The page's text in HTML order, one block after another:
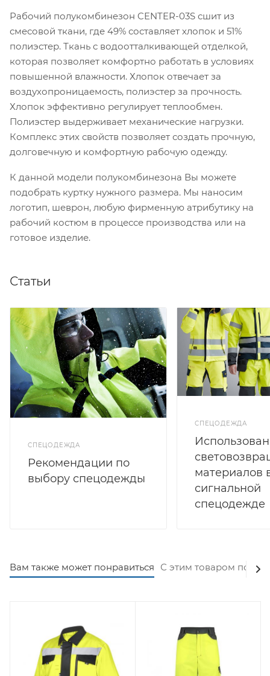
Рабочий полукомбинезон CENTER-03S сшит из
смесовой ткани, где 49% составляет хлопок и 51%
полиэстер. Ткань с водоотталкивающей отделкой,
которая позволяет комфортно работать в условиях
повышенной влажности. Хлопок отвечает за
воздухопроницаемость, полиэстер за прочность.
Хлопок эффективно регулирует теплообмен.
Полиэстер выдерживает механические нагрузки.
Комплекс этих свойств позволяет создать прочную,
долговечную и комфортную рабочую одежду.
К данной модели полукомбинезона Вы можете
подобрать куртку нужного размера. Мы наносим
логотип, шеврон, любую фирменную атрибутику на
рабочий костюм в процессе производства или на
готовое изделие.
Статьи
СПЕЦОДЕЖДА
Рекомендации по
выбору спецодежды
СПЕЦОДЕЖДА
материалов
сигнальной
спецодежде
Вам также может понравиться С этим товаром